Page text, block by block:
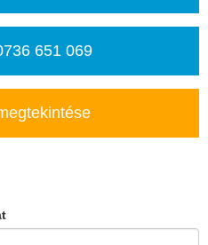
651 069